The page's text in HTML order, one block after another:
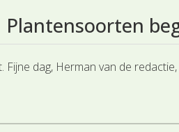
Plantensoorten
Fijne dag, Herman van de